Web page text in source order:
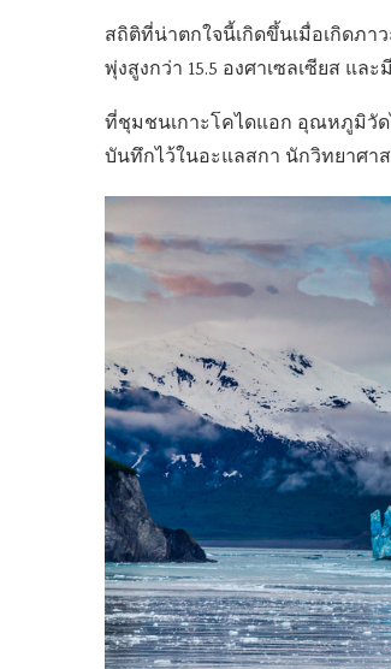
สถิติที่น่าตกใจนี้เกิดขึ้นเมื่อเกิดภ
พุ่งสูงกว่า 15.5 องศาเซลเซียส แ
ที่ชุมชนเกาะโคไดแอก อุณหภูมิวัด
บันทึกไว้ในอะแลสกา นักวิทยาศา